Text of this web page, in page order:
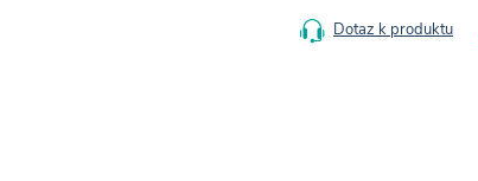
Dotaz k produktu